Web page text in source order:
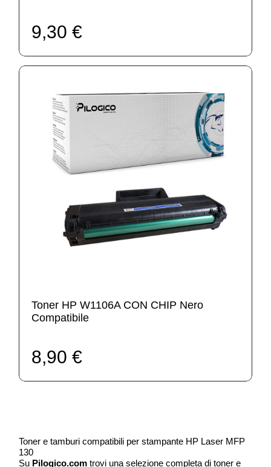
9,30 €
Toner HP W1106A CON CHIP Nero
Compatibile
8,90 €
Toner e tamburi compatibili per stampante HP Laser MFP
130
Su Pilogico.com trovi una selezione completa di toner e